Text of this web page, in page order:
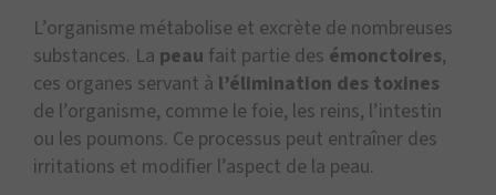
L’organisme métabolise et excrète de nombreuses
substances. La peau fait partie des émonctoires,
ces organes servant à l’élimination des toxines
de l’organisme, comme le foie, les reins, l’intestin
ou les poumons. Ce processus peut entraîner des
irritations et modifier l’aspect de la peau.